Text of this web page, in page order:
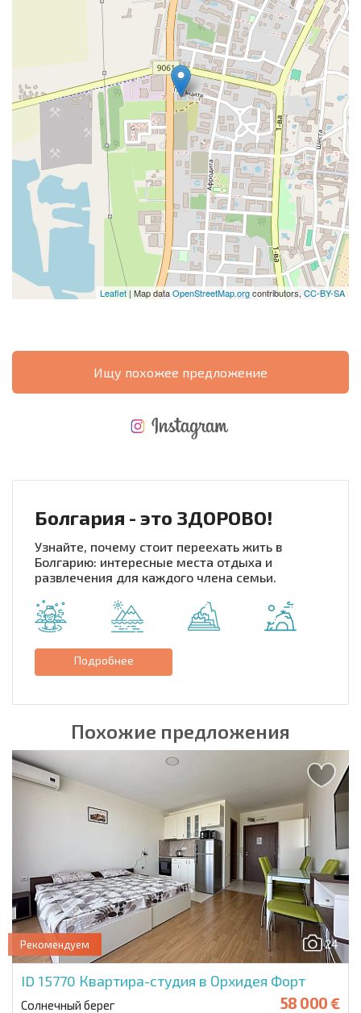
Leaflet | Map dataOpenStreetMap.orgcontributors, CC-BY-SA
Ищу похожее предложение
Болгария - это ЗДОРОВО!
Узнайте, почему стоит переехать жить в
Болгарию: интересные места отдыха и
развлечения для каждого члена семьи.
Подробнее
Похожие предложения
24
Рекомендуем
ID 15770 Квартира-студия в Орхидея Форт
Солнечный берег 58 000 €